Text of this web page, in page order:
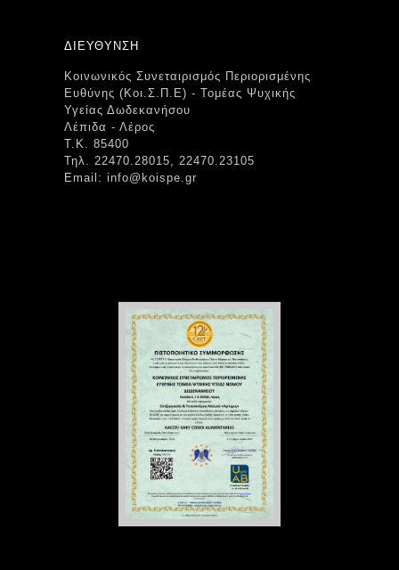
ΔΙΕΥΘΥΝΣΗ
Κοινωνικός Συνεταιρισμός Περιορισμένης
Ευθύνης (Κοι.Σ.Π.Ε) - Τομέας Ψυχικής
Υγείας Δωδεκανήσου
Λέπιδα - Λέρος
Τ.Κ. 85400
Τηλ. 22470.28015, 22470.23105
Email: info@koispe.gr